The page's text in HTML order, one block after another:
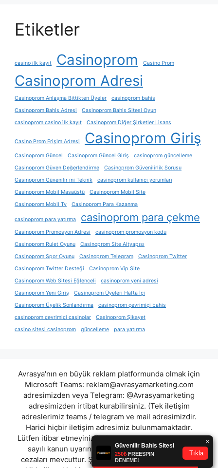
Etiketler
casino i̇lk kayıt Casinoprom Casino Prom
Casinoprom Adresi
Casinoprom Anlaşma Bittikten Üyeler
casinoprom bahis
Casinoprom Bahis Adresi
Casinoprom Bahis Sitesi Oyun
casinoprom casino i̇lk kayıt
Casinoprom Diğer Şirketler Lisans
Casino Prom Erişim Adresi Casinoprom Giriş
Casinoprom Güncel Casinoprom Güncel Giriş
casinoprom güncelleme
Casinoprom Güven Değerlendirme
Casinoprom Güvenilirlik Sorusu
Casinoprom Güvenilir mi Teknik
casinoprom kullanıcı yorumları
Casinoprom Mobil Masaüstü
Casinoprom Mobil Site
Casinoprom Mobil Tv
Casinoprom Para Kazanma
casinoprom para yatırma casinoprom para çekme
Casinoprom Promosyon Adresi
casinoprom promosyon kodu
Casinoprom Rulet Oyunu
Casinoprom Site Altyapısı
Casinoprom Spor Oyunu
Casinoprom Telegram
Casinoprom Twitter
Casinoprom Twitter Desteği
Casinoprom Vip Site
Casinoprom Web Sitesi Eğlenceli
casinoprom yeni adresi
Casinoprom Yeni Giriş
Casinoprom Üyeleri Hafta İçi
Casinoprom Üyelik Sonlandırma
casinoprom çevrimiçi bahis
casinoprom çevrimiçi casinolar
Casinoprom Şikayet
casino sitesi casinoprom
güncelleme para yatırma
Avrasya'nın en büyük reklam platformunda olmak için
Microsoft Teams: reklam@avrasyamarketing.com
adresimizden veya Telegram: @Avrasyamarketing
adresimizden irtibat kurabilirsiniz. (Tek iletişim
adreslerimiz teams / telegram ve mail adresimizdir.
Harici hiçbir iletişim adresimiz bulunmamaktadır.
Lütfen itibar etmeyiniz.) Türkiye yasalarına göre 7258
sayılı kanun uyarınca yasa dışı bahis oynamanın
cezaları mevcuttur. Şu an bulunduğunuz site hiç bir